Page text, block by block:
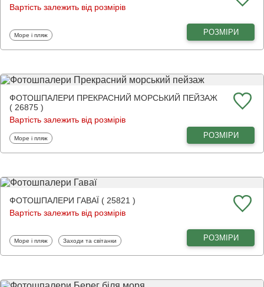
Вартість залежить від розмірів
Фотошпалери
Море і пляж РОЗМІРИ
ФОТОШПАЛЕРИ ПРЕКРАСНИЙ МОРСЬКИЙ ПЕЙЗАЖ
( 26875 )
Вартість залежить від розмірів
Фотошпалери
Море і пляж РОЗМІРИ
ФОТОШПАЛЕРИ ГАВАЇ ( 25821 )
Вартість залежить від розмірів
Фотошпалери
Море і пляж Фотошпалери
Заходи та світанки РОЗМІРИ